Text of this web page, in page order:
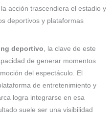
acción trascendiera el estadio y
deportivos y plataformas
deportivo , la clave de este
de generar momentos
del espectáculo. El
de entretenimiento y
logra integrarse en esa
suele ser una visibilidad